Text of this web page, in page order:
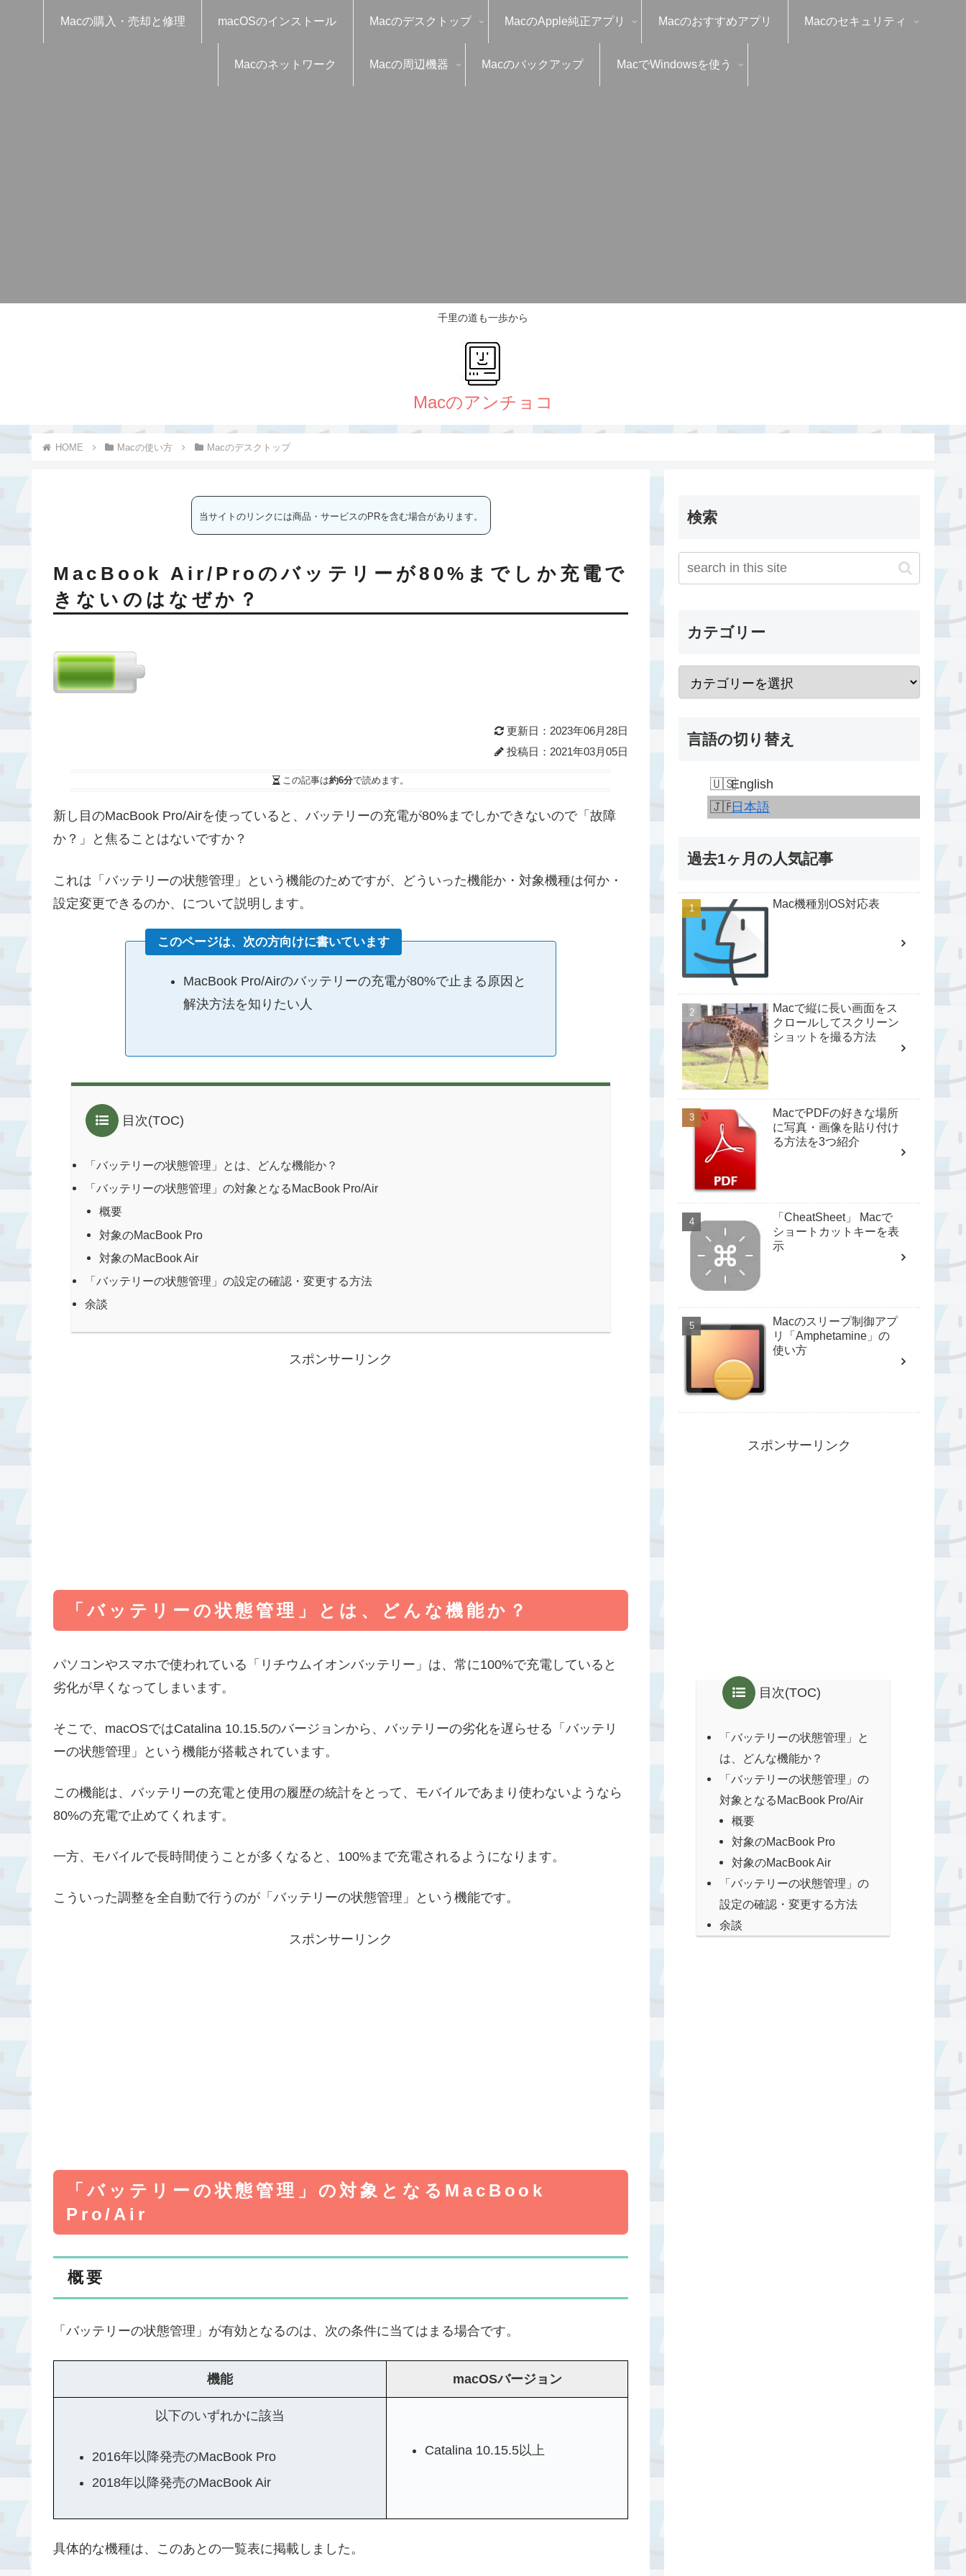
千里の道も一歩から
Macの購入・売却と修理 macOSのインストール Macのデスクトップ MacのApple純正アプリ Macのおすすめアプリ Macのセキュリティ
Macのネットワーク Macの周辺機器 Macのバックアップ MacでWindowsを使う
Macの使い方 Macのデスクトップ
当サイトのリンクには商品・サービスのPRを含む場合があります。
MacBook Air/Proのバッテリーが80%までしか充電で
きないのはなぜか？
更新日：2023年06月28日
投稿日：2021年03月05日
この記事は約6分で読めます。
新し目のMacBook Pro/Airを使っていると、バッテリーの充電が80%までしかできないので「故障
か？」と焦ることはないですか？
これは「バッテリーの状態管理」という機能のためですが、どういった機能か・対象機種は何か・
設定変更できるのか、について説明します。
このページは、次の方向けに書いています
MacBook Pro/Airのバッテリーの充電が80%で止まる原因と
解決方法を知りたい人
目次(TOC)
「バッテリーの状態管理」とは、どんな機能か？
「バッテリーの状態管理」の対象となるMacBook Pro/Air
概要
対象のMacBook Pro
対象のMacBook Air
「バッテリーの状態管理」の設定の確認・変更する方法
余談
スポンサーリンク
「バッテリーの状態管理」とは、どんな機能か？
パソコンやスマホで使われている「リチウムイオンバッテリー」は、常に100%で充電していると
劣化が早くなってしまいます。
そこで、macOSではCatalina 10.15.5のバージョンから、バッテリーの劣化を遅らせる「バッテリ
ーの状態管理」という機能が搭載されています。
この機能は、バッテリーの充電と使用の履歴の統計をとって、モバイルであまり使わないようなら
80%の充電で止めてくれます。
一方、モバイルで長時間使うことが多くなると、100%まで充電されるようになります。
こういった調整を全自動で行うのが「バッテリーの状態管理」という機能です。
スポンサーリンク
「バッテリーの状態管理」の対象となるMacBook
Pro/Air
概要
「バッテリーの状態管理」が有効となるのは、次の条件に当てはまる場合です。
機能 macOSバージョン
以下のいずれかに該当
2016年以降発売のMacBook Pro
2018年以降発売のMacBook Air
Catalina 10.15.5以上
具体的な機種は、このあとの一覧表に掲載しました。
検索
カテゴリー
言語の切り替え
English
日本語
過去1ヶ月の人気記事
Mac機種別OS対応表
Macで縦に長い画面をス
クロールしてスクリーン
ショットを撮る方法
MacでPDFの好きな場所
に写真・画像を貼り付け
る方法を3つ紹介
「CheatSheet」 Macで
ショートカットキーを表
示
Macのスリープ制御アプ
リ「Amphetamine」の
使い方
スポンサーリンク
目次(TOC)
「バッテリーの状態管理」と
は、どんな機能か？
「バッテリーの状態管理」の
対象となるMacBook Pro/Air
概要
対象のMacBook Pro
対象のMacBook Air
「バッテリーの状態管理」の
設定の確認・変更する方法
余談